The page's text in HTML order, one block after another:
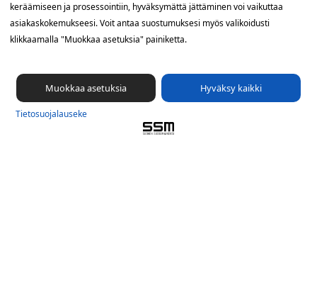
SSM Suomen Suoramainonta
Sähkötie 8, 01510 Vantaa
Tietosuojalauseke
Ilmoituskanava
keräämiseen ja prosessointiin, hyväksymättä jättäminen voi vaikuttaa
asiakaskokemukseesi. Voit antaa suostumuksesi myös valikoidusti
klikkaamalla "Muokkaa asetuksia" painiketta.
Tietosuoja­lauseke
Muokkaa asetuksia Hyväksy kaikki